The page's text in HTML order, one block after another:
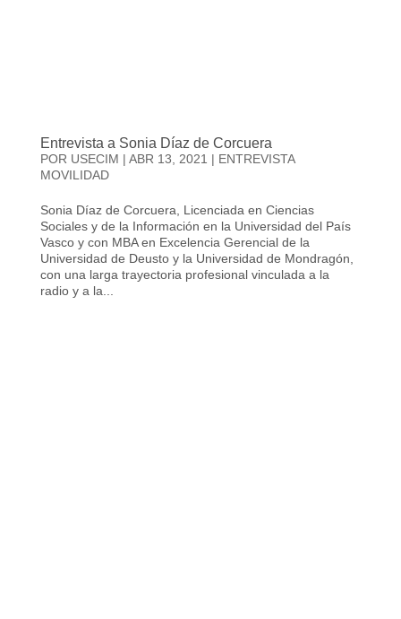
Entrevista a Sonia Díaz de Corcuera
POR USECIM | ABR 13, 2021 | ENTREVISTA
MOVILIDAD
Sonia Díaz de Corcuera, Licenciada en Ciencias
Sociales y de la Información en la Universidad del País
Vasco y con MBA en Excelencia Gerencial de la
Universidad de Deusto y la Universidad de Mondragón,
con una larga trayectoria profesional vinculada a la
radio y a la...